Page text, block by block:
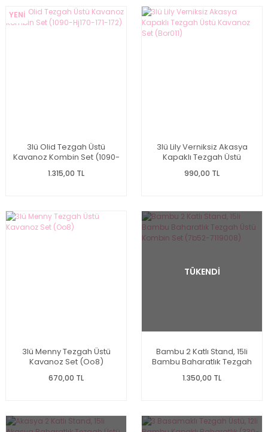
YENİ
3lü Olid Tezgah Üstü
Kavanoz Kombin Set (1090-
1.315,00 TL
3lü Lily Verniksiz Akasya
Kapaklı Tezgah Üstü
990,00 TL
3lü Menny Tezgah Üstü
Kavanoz Set (Oo8)
670,00 TL
TÜKENDİ
Bambu 2 Katlı Stand, 15li
Bambu Baharatlık Tezgah
7119008)
1.350,00 TL